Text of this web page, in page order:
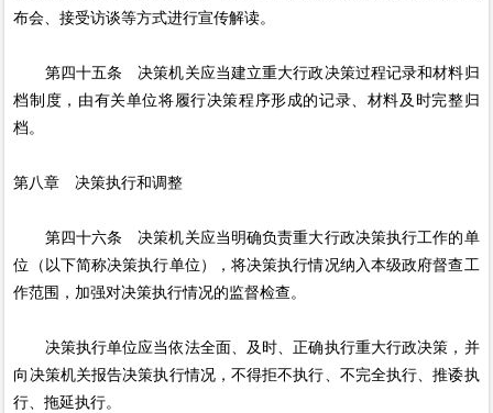
布会、接受访谈等方式进行宣传解读。
第四十五条 决策机关应当建立重大行政决策过程记录和材料归
档制度，由有关单位将履行决策程序形成的记录、材料及时完整归
档。
第八章 决策执行和调整
第四十六条 决策机关应当明确负责重大行政决策执行工作的单
位（以下简称决策执行单位），将决策执行情况纳入本级政府督查工
作范围，加强对决策执行情况的监督检查。
决策执行单位应当依法全面、及时、正确执行重大行政决策，并
向决策机关报告决策执行情况，不得拒不执行、不完全执行、推诿执
行、拖延执行。